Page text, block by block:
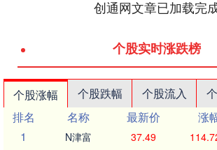
创通网文章已加载完
个股实时涨跌榜
个股涨幅 个股跌幅 个股流入
排名
名称 最新价 涨
1
N津富 37.49